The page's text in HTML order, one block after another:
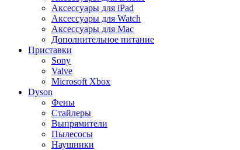
Аксессуары для iPad
Аксессуары для Watch
Аксессуары для Mac
Дополнительное питание
Приставки
Sony
Valve
Microsoft Xbox
Dyson
Фены
Стайлеры
Выпрямители
Пылесосы
Наушники